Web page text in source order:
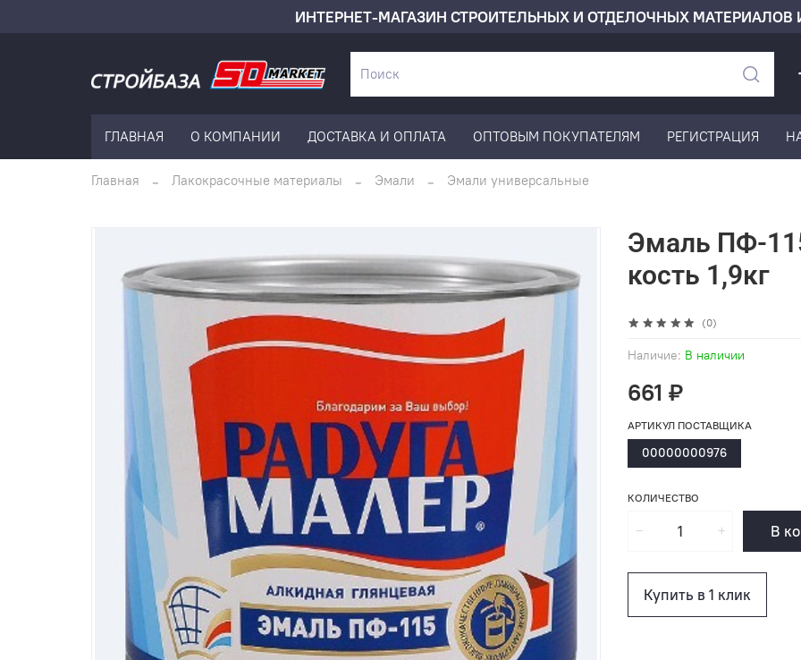
ИНТЕРНЕТ-МАГАЗИН СТРОИТЕЛЬНЫХ И ОТДЕЛОЧНЫХ МАТЕРИАЛОВ
ГЛАВНАЯ О КОМПАНИИ ДОСТАВКА И ОПЛАТА ОПТОВЫМ ПОКУПАТЕЛЯМ РЕГИСТРАЦИЯ
Главная Лакокрасочные материалы Эмали Эмали универсальные
(0)
Наличие: В наличии
Эмаль ПФ-
кость 1,9кг
661 ₽
КОЛИЧЕСТВО
В
Купить в 1 клик
АРТИКУЛ ПОСТАВЩИКА
00000000976